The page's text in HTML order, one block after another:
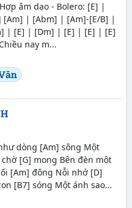
âm dạo - Bolero: [E] |
| [Abm] | [Am]-[E/B] |
| [E] | [Dm] | [E] | [E] | [E]
nay m...
dòng [Am] sông Một
[G] mong Bên đèn một
[Am] đông Nỗi nhớ [D]
[B7] sóng Một ánh sao...